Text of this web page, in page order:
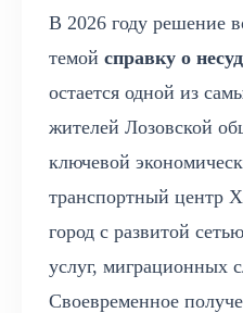
В 2026 году решение
темой справку о
остается одной из
жителей Лозовской
ключевой
транспортный центр
город с развитой
услуг,
Своевременное